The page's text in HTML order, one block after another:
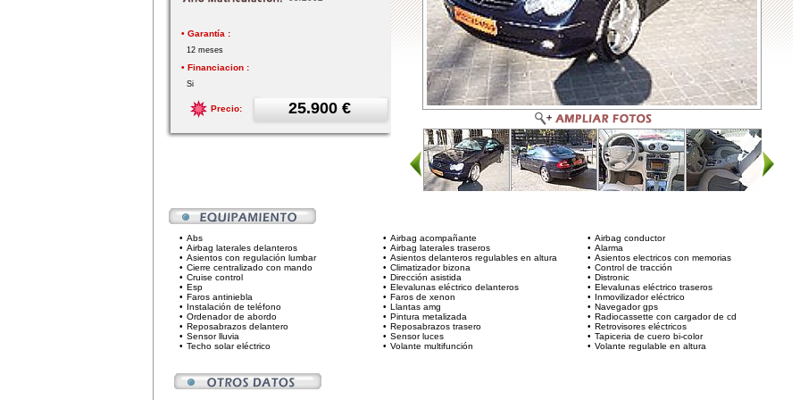
• Garantía :
12 meses
• Financiacion :
Si
Precio: 25.900 €
• Abs • Airbag acompañante • Airbag conductor
• Airbag laterales delanteros • Airbag laterales traseros • Alarma
• Asientos con regulación lumbar • Asientos delanteros regulables en altura • Asientos electricos con memorias
• Cierre centralizado con mando • Climatizador bizona • Control de tracción
• Cruise control • Dirección asistida • Distronic
• Esp • Elevalunas eléctrico delanteros • Elevalunas eléctrico traseros
• Faros antiniebla • Faros de xenon • Inmovilizador eléctrico
• Instalación de teléfono • Llantas amg • Navegador gps
• Ordenador de abordo • Pintura metalizada • Radiocassette con cargador de cd
• Reposabrazos delantero • Reposabrazos trasero • Retrovisores eléctricos
• Sensor lluvia • Sensor luces • Tapiceria de cuero bi-color
• Techo solar eléctrico • Volante multifunción • Volante regulable en altura